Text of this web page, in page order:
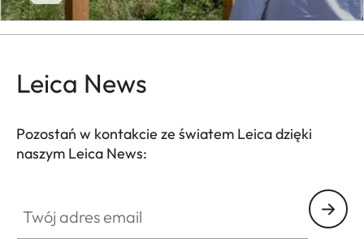
Leica News
Pozostań w kontakcie ze światem Leica dzięki
naszym Leica News: